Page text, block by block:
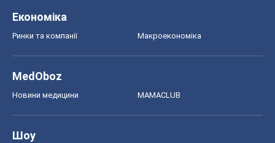
Економіка
Ринки та компанії Макроекономіка
MedOboz
Новини медицини MAMACLUB
Шоу